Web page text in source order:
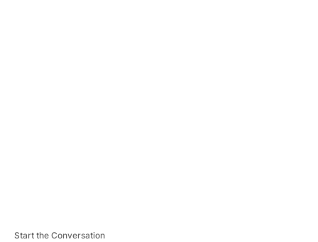
Start the Conversation